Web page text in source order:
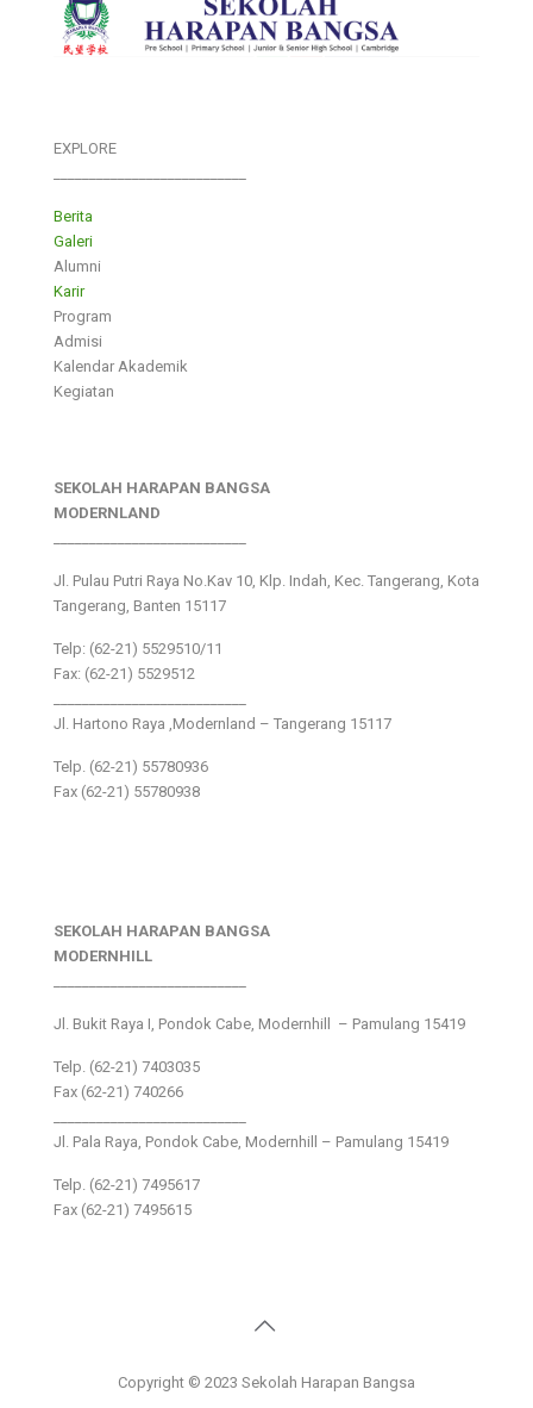
EXPLORE
Berita
Galeri
Alumni
Karir
Program
Admisi
Kalendar Akademik
Kegiatan
SEKOLAH HARAPAN BANGSA
MODERNLAND
Jl. Pulau Putri Raya No.Kav 10, Klp. Indah, Kec. Tangerang, Kota
Tangerang, Banten 15117
Telp: (62-21) 5529510/11
Fax: (62-21) 5529512
Jl. Hartono Raya ,Modernland – Tangerang 15117
Telp. (62-21) 55780936
Fax (62-21) 55780938
SEKOLAH HARAPAN BANGSA
MODERNHILL
Jl. Bukit Raya I, Pondok Cabe, Modernhill – Pamulang 15419
Telp. (62-21) 7403035
Fax (62-21) 740266
Jl. Pala Raya, Pondok Cabe, Modernhill – Pamulang 15419
Telp. (62-21) 7495617
Fax (62-21) 7495615
Copyright © 2023 Sekolah Harapan Bangsa